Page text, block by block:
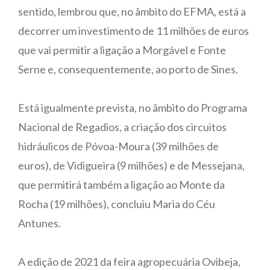
sentido, lembrou que, no âmbito do EFMA, está a
decorrer um investimento de 11 milhões de euros
que vai permitir a ligação a Morgável e Fonte
Serne e, consequentemente, ao porto de Sines.
Está igualmente prevista, no âmbito do Programa
Nacional de Regadios, a criação dos circuitos
hidráulicos de Póvoa-Moura (39 milhões de
euros), de Vidigueira (9 milhões) e de Messejana,
que permitirá também a ligação ao Monte da
Rocha (19 milhões), concluiu Maria do Céu
Antunes.
A edição de 2021 da feira agropecuária Ovibeja,